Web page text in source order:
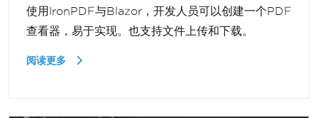
使用IronPDF与Blazor，开发人员可以创建一个PDF
查看器，易于实现。也支持文件上传和下载。
阅读更多